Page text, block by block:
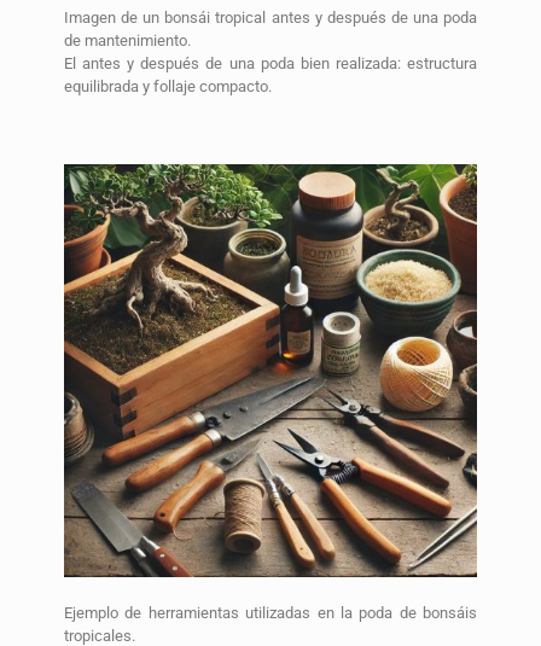
Imagen de un bonsái tropical antes y después de una poda
de mantenimiento.
El antes y después de una poda bien realizada: estructura
equilibrada y follaje compacto.
Ejemplo de herramientas utilizadas en la poda de bonsáis
tropicales.